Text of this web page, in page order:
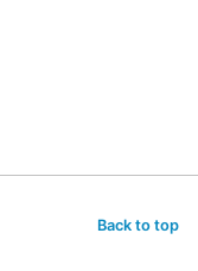
Back to top